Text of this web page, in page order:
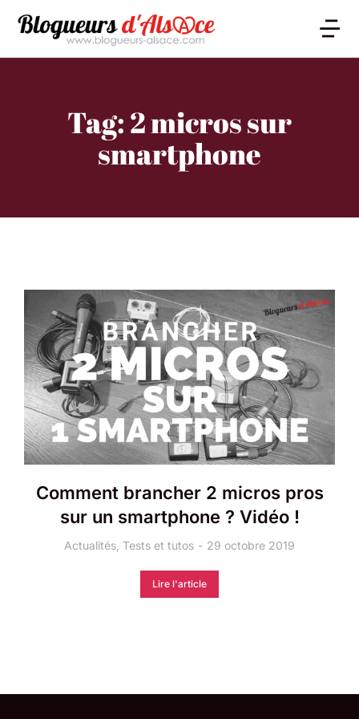
Tag: 2 micros sur
smartphone
Comment brancher 2 micros pros
sur un smartphone ? Vidéo !
Actualités Tests et tutos 29 octobre 2019
Lire l'article